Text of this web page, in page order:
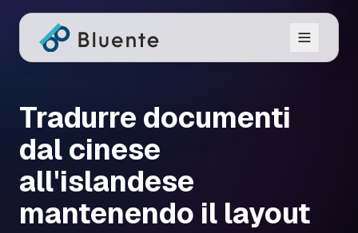
Tradurre documenti
dal cinese
all'islandese
mantenendo il layout